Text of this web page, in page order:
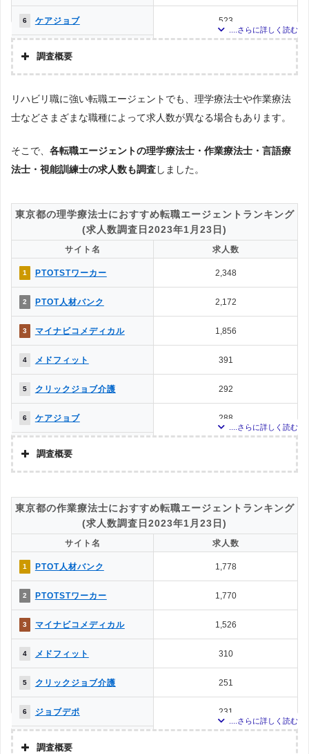
6 ケアジョブ 523
ュネット
11 ミラクス介護
かいごガーデン 104
MC-介護のお仕事 14
15
お仕事委員会 Produced by
エルユーエス
調査概要
株式会社アドバンスフロー
調査対象とした転職エージェントについて
ていた「『有料職業紹介事業許可』を取得している」企業を対象。
調査対象とした求人について
ウントしました。
調査日
求人数ランキング上部または下部に記載
リハビリ職に強い転職エージェントでも、理学療法士や作業療法
士などさまざまな職種によって求人数が異なる場合もあります。
そこで、 各転職エージェントの理学療法士・作業療法士・言語療
法士・視能訓練士の求人数も調査しました。
東京都の理学療法士におすすめ転職エージェントランキング
(求人数調査日2023年1月23日)
サイト名 求人数
1 PTOTSTワーカー 2,348
2 PTOT人材バンク 2,172
3 マイナビコメディカル 1,856
4 メドフィット 391
5 クリックジョブ介護 292
6 ケアジョブ 288
ジョブデポ
メディカル・コンシェルジ
9
ベネッセMCM PT・OT・ST
お仕事サポート
135
10 PTOT転職ナビ 132
11 ミラクス介護 119
12 かいごガーデン 85
13
ブ）
65
14 MC-介護のお仕事 14
15
エルユーエス
0
調査概要
株式会社アドバンスフロー
調査対象とした転職エージェントについて
Googleで「リハビリ 転職エージェント」という検索ワードで検索して掲載し
ていた「『有料職業紹介事業許可』を取得している」企業を対象。
ち、「条件：理学療法士」「地域：東京都」の条件に合致する求人数をカウン
東京都の作業療法士におすすめ転職エージェントランキング
(求人数調査日2023年1月23日)
サイト名 求人数
1 PTOT人材バンク 1,778
2 PTOTSTワーカー 1,770
3 マイナビコメディカル 1,526
4 メドフィット 310
5 クリックジョブ介護 251
6 ジョブデポ 231
ケアジョブ
調査概要